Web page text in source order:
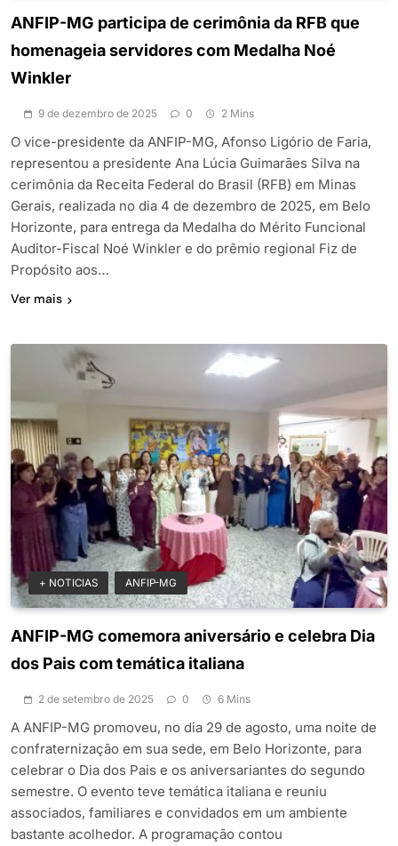
ANFIP-MG participa de cerimônia da RFB que
homenageia servidores com Medalha Noé
Winkler
9 de dezembro de 2025 0 2 Mins
O vice-presidente da ANFIP-MG, Afonso Ligório de Faria,
representou a presidente Ana Lúcia Guimarães Silva na
cerimônia da Receita Federal do Brasil (RFB) em Minas
Gerais, realizada no dia 4 de dezembro de 2025, em Belo
Horizonte, para entrega da Medalha do Mérito Funcional
Auditor-Fiscal Noé Winkler e do prêmio regional Fiz de
Propósito aos…
Ver mais
+ NOTICIAS ANFIP-MG
ANFIP-MG comemora aniversário e celebra Dia
dos Pais com temática italiana
2 de setembro de 2025 0 6 Mins
A ANFIP-MG promoveu, no dia 29 de agosto, uma noite de
confraternização em sua sede, em Belo Horizonte, para
celebrar o Dia dos Pais e os aniversariantes do segundo
semestre. O evento teve temática italiana e reuniu
associados, familiares e convidados em um ambiente
bastante acolhedor. A programação contou